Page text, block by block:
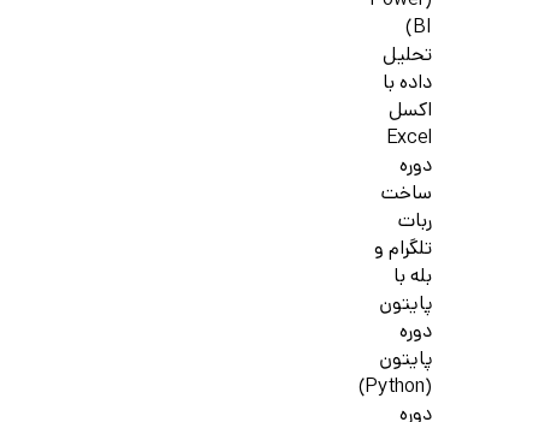
BI)
تحلیل
داده با
اکسل
Excel
دوره
ساخت
ربات
تلگرام و
بله با
پایتون
دوره
پایتون
(Python)